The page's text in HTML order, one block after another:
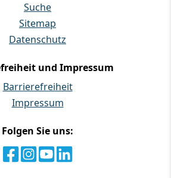
Suche
Sitemap
Datenschutz
und Impressum
Barrierefreiheit
Impressum
Folgen Sie uns: